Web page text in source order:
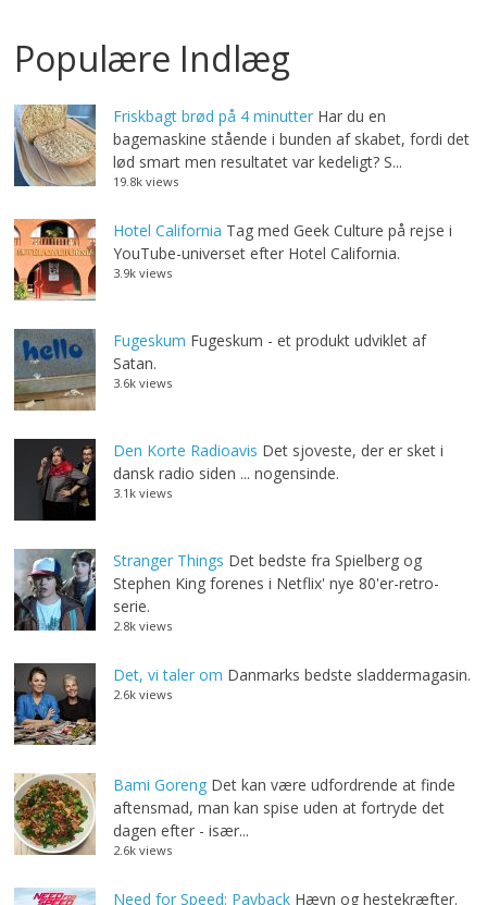
Populære Indlæg
Friskbagt brød på 4 minutter Har du en
bagemaskine stående i bunden af skabet, fordi det
lød smart men resultatet var kedeligt? S...
19.8k views
Hotel California Tag med Geek Culture på rejse i
YouTube-universet efter Hotel California.
3.9k views
Fugeskum Fugeskum - et produkt udviklet af
Satan.
3.6k views
Den Korte Radioavis Det sjoveste, der er sket i
dansk radio siden ... nogensinde.
3.1k views
Stranger Things Det bedste fra Spielberg og
Stephen King forenes i Netflix' nye 80'er-retro-
serie.
2.8k views
Det, vi taler om Danmarks bedste sladdermagasin.
2.6k views
Bami Goreng Det kan være udfordrende at finde
aftensmad, man kan spise uden at fortryde det
dagen efter - især...
2.6k views
Need for Speed: Payback Hævn og hestekræfter.